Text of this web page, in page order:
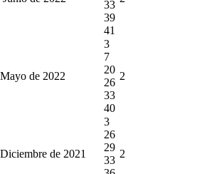
33
39
41
de 2022
3
7
20
26
33
40
2
de 2021
3
26
29
33
2